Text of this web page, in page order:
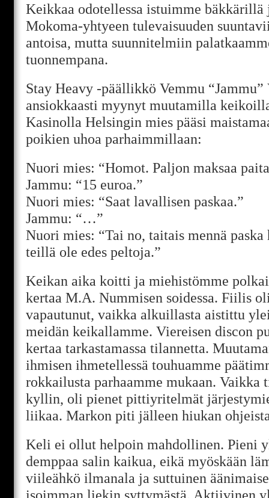
Keikkaa odotellessa istuimme
Mokoma-yhtyeen tulevaisuuden
antoisa, mutta suunnitelmiin
tuonnempana.
Stay Heavy -päällikkö Vemmu “Jammu”
ansiokkaasti myynyt muutamilla
Kasinolla Helsingin mies pääsi
poikien uhoa parhaimmillaan:
Nuori mies: “Homot. Paljon maksaa
Jammu: “15 euroa.”
Nuori mies: “Saat lavallisen paskaa.”
Jammu: “…”
Nuori mies: “Tai no, taitais mennä paska
teillä ole edes peltoja.”
Keikan aika koitti ja miehistömme
kertaa M.A. Nummisen soidessa. Fiilis
vapautunut, vaikka alkuillasta aistittu
meidän keikallamme. Viereisen discon
kertaa tarkastamassa tilannetta.
ihmisen ihmetellessä touhuamme
rokkailusta parhaamme mukaan.
kyllin, oli pienet pittiyritelmät
liikaa. Markon piti jälleen hiukan
Keli ei ollut helpoin mahdollinen. Pieni
demppaa salin kaikua, eikä myöskään
viileähkö ilmanala ja suttuinen
isoimman liekin syttymästä. Aktiivinen